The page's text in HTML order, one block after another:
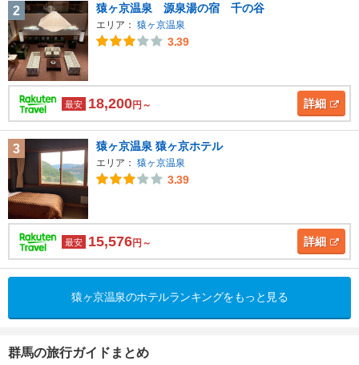
2 猿ヶ京温泉 源泉湯の宿 千の谷
エリア： 猿ヶ京温泉
3.39
最安 18,200円～ 詳細
3 猿ヶ京温泉 猿ヶ京ホテル
エリア： 猿ヶ京温泉
3.39
最安 15,576円～ 詳細
猿ヶ京温泉のホテルランキングをもっと見る
群馬の旅行ガイドまとめ